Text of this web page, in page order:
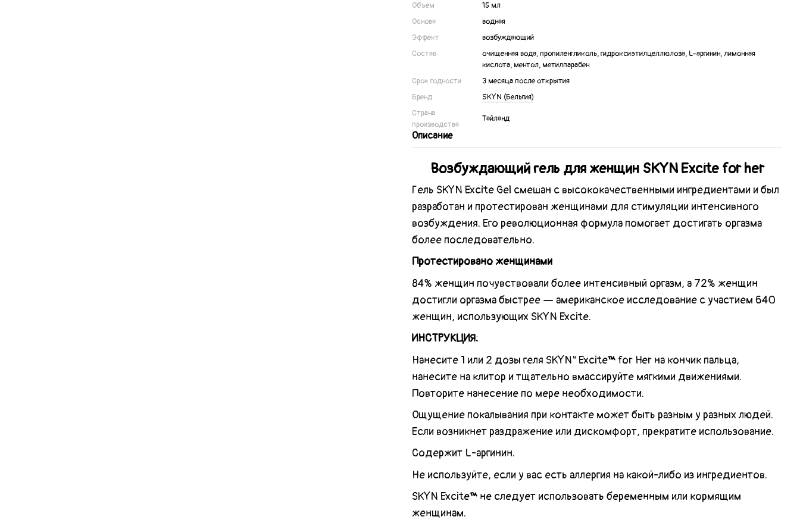
Объем
15 мл
Основа
водная
Эффект
возбуждающий
Состав
очищенная вода, пропиленгликоль, гидроксиэтилцеллюлоза, L-аргинин, лимонная
кислота, ментол, метилпарабен
Срок годности
3 месяца после открытия
Бренд
SKYN (Бельгия)
Страна
производства
Тайланд
Описание
Возбуждающий гель для женщин SKYN Excite for her
Гель SKYN Excite Gel смешан с высококачественными ингредиентами и был
разработан и протестирован женщинами для стимуляции интенсивного
возбуждения. Его революционная формула помогает достигать оргазма
более последовательно.
Протестировано женщинами
84% женщин почувствовали более интенсивный оргазм, а 72% женщин
достигли оргазма быстрее — американское исследование с участием 640
женщин, использующих SKYN Excite.
ИНСТРУКЦИЯ:
Нанесите 1 или 2 дозы геля SKYN" Excite™ for Her на кончик пальца,
нанесите на клитор и тщательно вмассируйте мягкими движениями.
Повторите нанесение по мере необходимости.
Ощущение покалывания при контакте может быть разным у разных людей.
Если возникнет раздражение или дискомфорт, прекратите использование.
Содержит L-аргинин.
Не используйте, если у вас есть аллергия на какой-либо из ингредиентов.
SKYN Excite™ не следует использовать беременным или кормящим
женщинам.